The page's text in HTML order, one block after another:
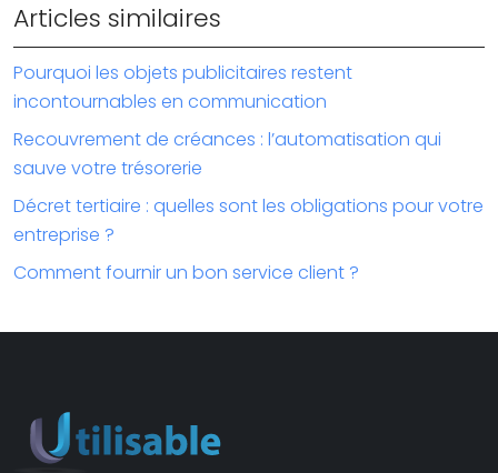
Articles similaires
Pourquoi les objets publicitaires restent
incontournables en communication
Recouvrement de créances : l’automatisation qui
sauve votre trésorerie
Décret tertiaire : quelles sont les obligations pour votre
entreprise ?
Comment fournir un bon service client ?